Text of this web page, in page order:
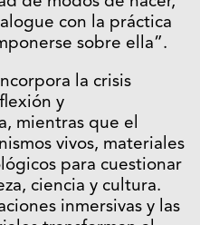
con la práctica
sobre ella”.
la crisis
y
mientras que el
vivos, materiales
para cuestionar
ciencia y cultura.
inmersivas y las